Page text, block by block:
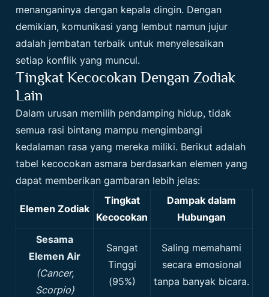
menanganinya dengan kepala dingin. Dengan
demikian, komunikasi yang lembut namun jujur
adalah jembatan terbaik untuk menyelesaikan
setiap konflik yang muncul.
Tingkat Kecocokan Dengan Zodiak
Lain
Dalam urusan memilih pendamping hidup, tidak
semua rasi bintang mampu mengimbangi
kedalaman rasa yang mereka miliki. Berikut adalah
tabel kecocokan asmara berdasarkan elemen yang
dapat memberikan gambaran lebih jelas:
Elemen Zodiak
Tingkat
Kecocokan
Dampak dalam
Hubungan
Sesama
Elemen Air
(Cancer,
Scorpio)
Sangat
Tinggi
(95%)
Saling memahami
secara emosional
tanpa banyak bicara.